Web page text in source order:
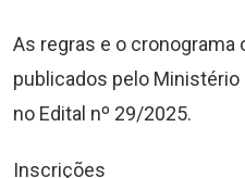
As regras e o cronograma
publicados pelo Ministério
no Edital nº 29/2025.
Inscrições